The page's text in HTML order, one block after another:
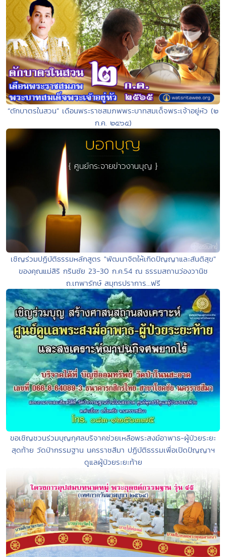
“ตักบาตรในสวน” เดือนพระราชสมภพพระบาทสมเด็จพระเจ้าอยู่หัว (๒
ก.ค. ๒๕๖๕)
เชิญร่วมปฏิบัติธรรมหลักสูตร "พัฒนาจิตให้เกิดปัญญาและสันติสุข"
ของคุณแม่สิริ กรินชัย 23-30 ก.ค.54 ณ ธรรมสถานว่องวานิช
ถ.เทพารักษ์ สมุทรปราการ...ฟรี
ขอเชิญชวนร่วมบุญกุศลบริจาคช่วยเหลือพระสงฆ์อาพาธ-ผู้ป่วยระยะ
สุดท้าย วัดป่ากรรมฐาน นครราชสีมา ปฏิบัติธรรมเพื่อเปิดปัญญาฯ
ดูแลผู้ป่วยระยะท้าย